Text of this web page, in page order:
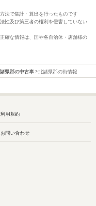
法で集計・算出を行ったものです
性及び第三者の権利を侵害していない
確な情報は、国や各自治体・店舗様の
県郡の中古車 北諸県郡の街情報
利用規約
お問い合わせ